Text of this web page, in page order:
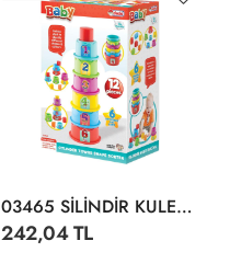
03465 SİLİNDİR KULE BULTAK
242,04 TL